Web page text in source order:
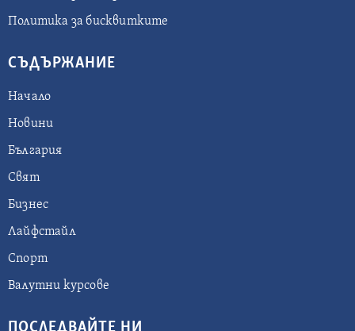
Политика за бисквитките
СЪДЪРЖАНИЕ
Начало
Новини
България
Свят
Бизнес
Лайфстайл
Спорт
Валутни курсове
ПОСЛЕДВАЙТЕ НИ